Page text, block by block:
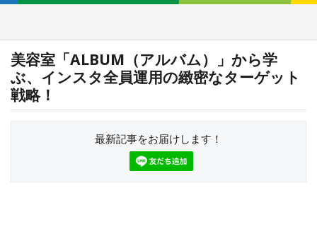
美容室「ALBUM（アルバム）」から学
ぶ、インスタ全員運用の緻密なターゲット
戦略！
最新記事をお届けします！